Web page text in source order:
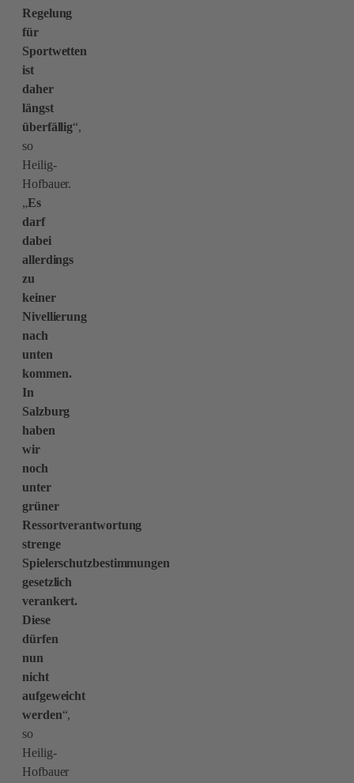
Regelung
für
Sportwetten
ist
daher
längst
überfällig“,
so
Heilig-
Hofbauer.
„Es
darf
dabei
allerdings
zu
keiner
Nivellierung
nach
unten
kommen.
In
Salzburg
haben
wir
noch
unter
grüner
Ressortverantwortung
strenge
Spielerschutzbestimmungen
gesetzlich
verankert.
Diese
dürfen
nun
nicht
aufgeweicht
werden“,
so
Heilig-
Hofbauer